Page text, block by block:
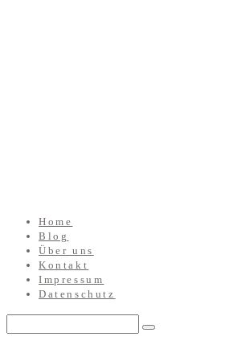
Home
Blog
Über uns
Kontakt
Impressum
Datenschutz